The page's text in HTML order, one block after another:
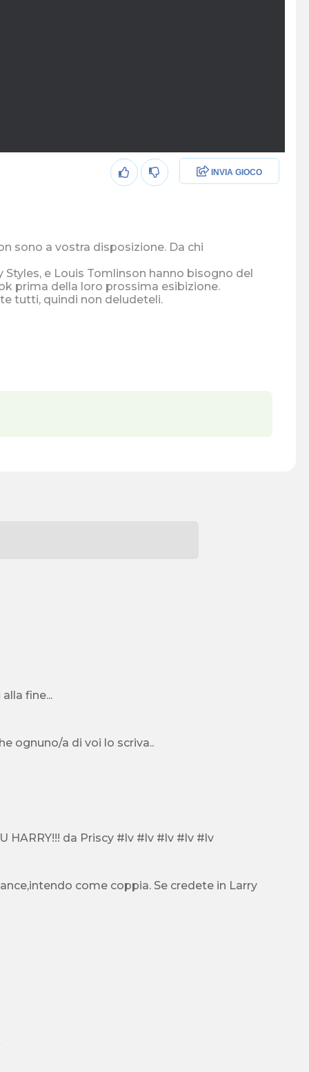
INVIA GIOCO
sono a vostra disposizione. Da chi
Styles, e Louis Tomlinson hanno bisogno del
prima della loro prossima esibizione.
tutti, quindi non deludeteli.
fine...
ognuno/a di voi lo scriva..
OMMMG!! io lovvo i 1D!! vorrei masturbarli uno x uno!!! I LOV U HARRY!!! da Priscy #lv #lv #lv #lv #lv
come coppia. Se credete in Larry